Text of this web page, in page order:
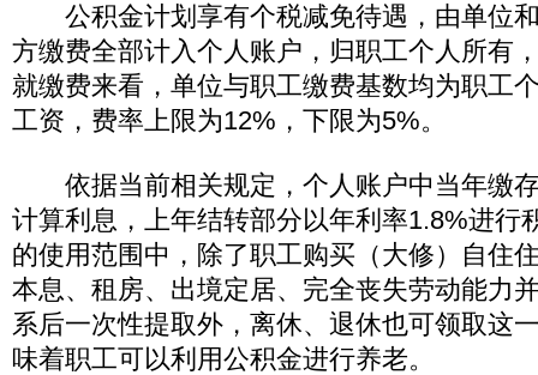
公积金计划享有个税减免待遇，由单位
方缴费全部计入个人账户，归职工个人所有
就缴费来看，单位与职工缴费基数均为职工
工资，费率上限为12%，下限为5%。
依据当前相关规定，个人账户中当年缴
计算利息，上年结转部分以年利率1.8%进行
的使用范围中，除了职工购买（大修）自住
本息、租房、出境定居、完全丧失劳动能力
系后一次性提取外，离休、退休也可领取这
味着职工可以利用公积金进行养老。